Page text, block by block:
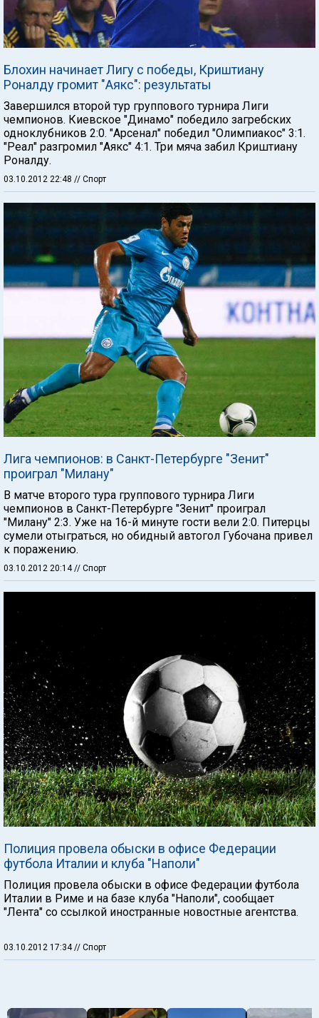
Блохин начинает Лигу с победы, Криштиану
Роналду громит "Аякс": результаты
Завершился второй тур группового турнира Лиги
чемпионов. Киевское "Динамо" победило загребских
одноклубников 2:0. "Арсенал" победил "Олимпиакос" 3:1.
"Реал" разгромил "Аякс" 4:1. Три мяча забил Криштиану
Роналду.
03.10.2012 22:48 // Спорт
Лига чемпионов: в Санкт-Петербурге "Зенит"
проиграл "Милану"
В матче второго тура группового турнира Лиги
чемпионов в Санкт-Петербурге "Зенит" проиграл
"Милану" 2:3. Уже на 16-й минуте гости вели 2:0. Питерцы
сумели отыграться, но обидный автогол Губочана привел
к поражению.
03.10.2012 20:14// Спорт
Полиция провела обыски в офисе Федерации
футбола Италии и клуба "Наполи"
Полиция провела обыски в офисе Федерации футбола
Италии в Риме и на базе клуба "Наполи", сообщает
"Лента" со ссылкой иностранные новостные агентства.
03.10.2012 17:34 // Спорт